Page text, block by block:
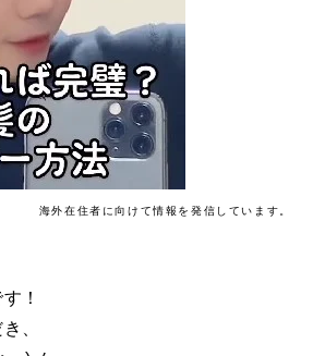
海外在住者に向けて情報を発信しています。
！
、